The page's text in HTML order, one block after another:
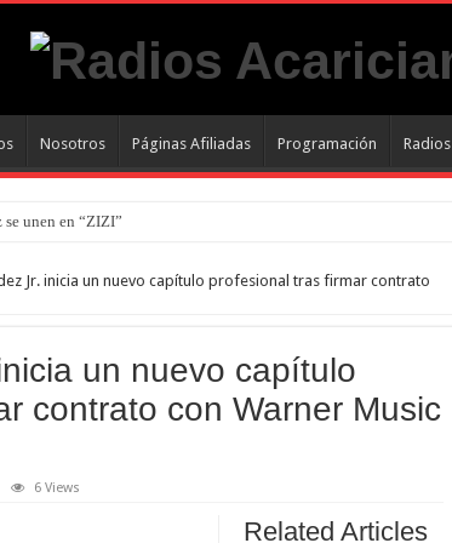
Nosotros Páginas Afiliadas Programación Radios
unen en “ZIZI”
HC
Jr. inicia un nuevo capítulo profesional tras firmar contrato
un nuevo capítulo
contrato con Warner Music
6 Views
Related Articles